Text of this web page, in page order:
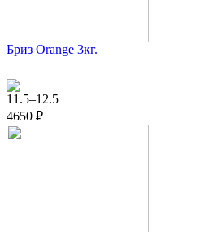
Бриз Orange 3кг.
11.5–12.5
4650 ₽